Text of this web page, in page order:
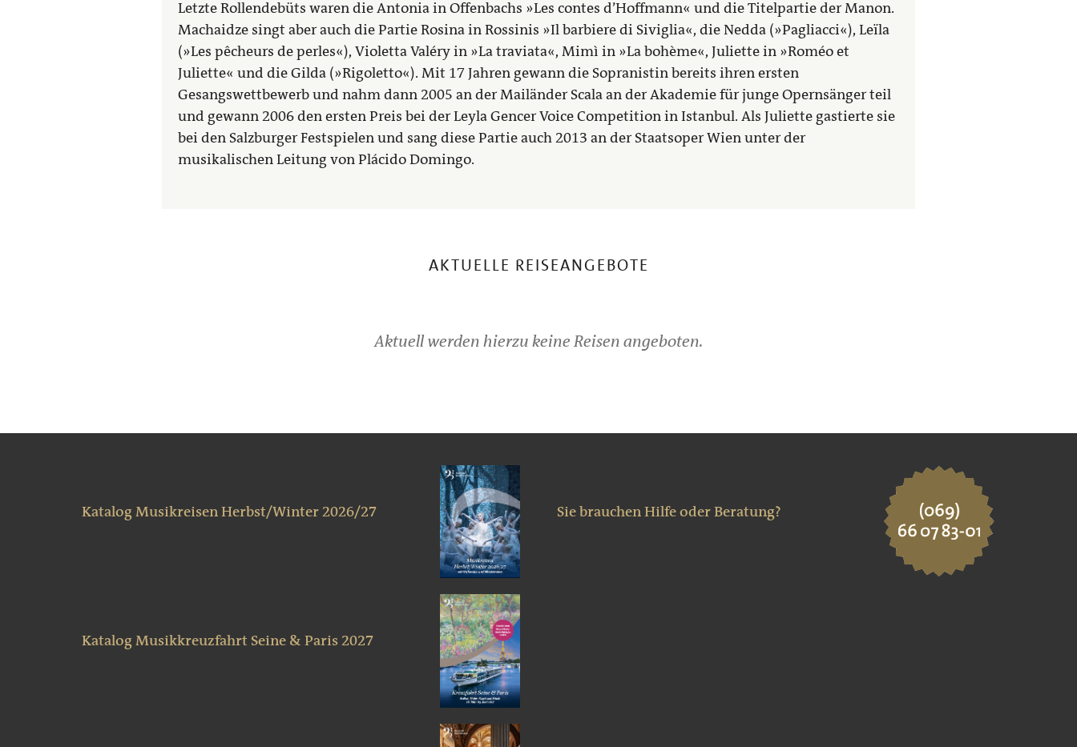
Letzte Rollendebüts waren die Antonia in Offenbachs »Les contes d’Hoffmann« und die Titelpartie der Manon.
Machaidze singt aber auch die Partie Rosina in Rossinis »Il barbiere di Siviglia«, die Nedda (»Pagliacci«), Leïla
(»Les pêcheurs de perles«), Violetta Valéry in »La traviata«, Mimì in »La bohème«, Juliette in »Roméo et
Juliette« und die Gilda (»Rigoletto«). Mit 17 Jahren gewann die Sopranistin bereits ihren ersten
Gesangswettbewerb und nahm dann 2005 an der Mailänder Scala an der Akademie für junge Opernsänger teil
und gewann 2006 den ersten Preis bei der Leyla Gencer Voice Competition in Istanbul. Als Juliette gastierte sie
bei den Salzburger Festspielen und sang diese Partie auch 2013 an der Staatsoper Wien unter der
musikalischen Leitung von Plácido Domingo.
AKTUELLE REISEANGEBOTE
Aktuell werden hierzu keine Reisen angeboten.
Katalog Musikreisen Herbst/Winter 2026/27
Katalog Musikkreuzfahrt Seine & Paris 2027
Sie brauchen Hilfe oder Beratung?